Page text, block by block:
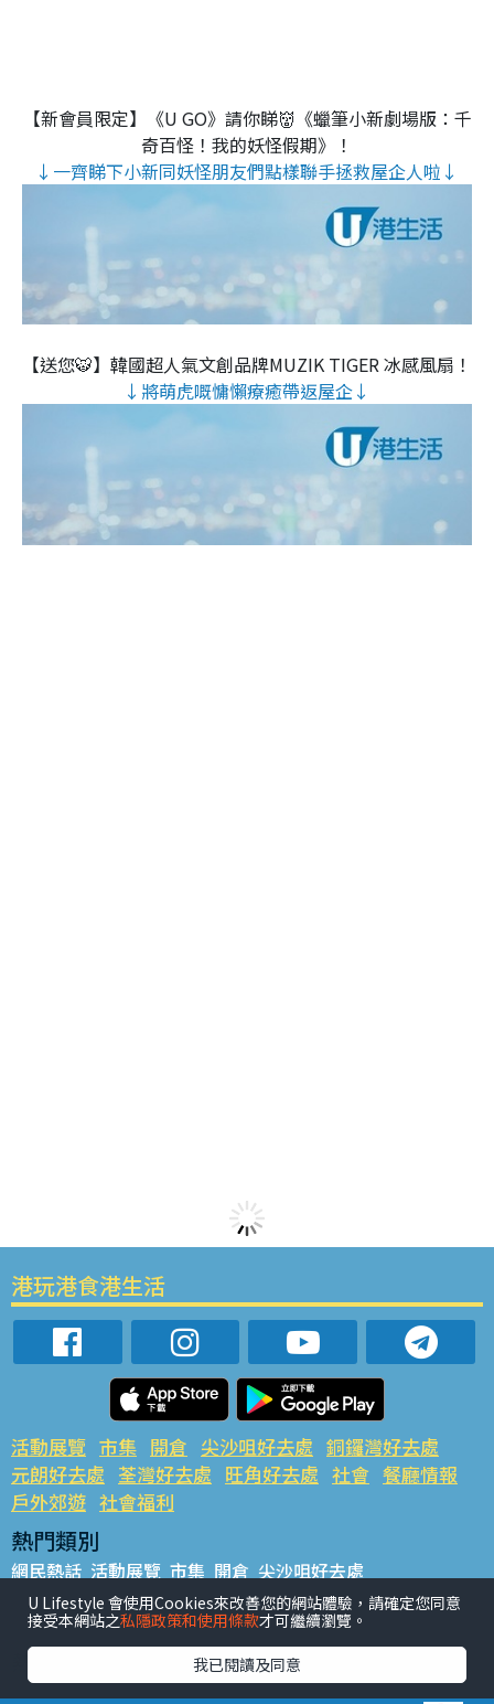
【新會員限定】《U GO》請你睇👹《蠟筆小新劇場版：千
奇百怪！我的妖怪假期》！
↓一齊睇下小新同妖怪朋友們點樣聯手拯救屋企人啦↓
【送您🐯】韓國超人氣文創品牌MUZIK TIGER 冰感風扇！
↓將萌虎嘅慵懶療癒帶返屋企↓
港玩港食港生活
活動展覽 市集 開倉 尖沙咀好去處 銅鑼灣好去處
元朗好去處 荃灣好去處 旺角好去處 社會 餐廳情報
戶外郊遊 社會福利
熱門類別
網民熱話 活動展覽 市集 開倉 尖沙咀好去處
銅鑼灣好去處 元朗好去處 荃灣好去處 旺角好去處 社會
餐廳情報 戶外郊遊
熱門標籤
#UGO搵好去處 #人氣活動推介 #美食社群熱話
U Lifestyle 會使用Cookies來改善您的網站體驗，請確定您同意
接受本網站之私隱政策和使用條款才可繼續瀏覽。
我已閱讀及同意